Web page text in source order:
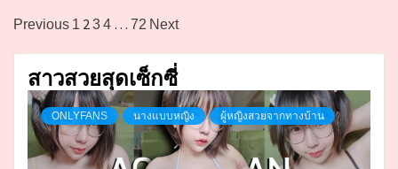
Posts
pagination
Previous 1 234 … 72 Next
สาวสวยสุดเซ็กซี่
ONLYFANS นางแบบหญิง ผู้หญิงสวยจากทางบ้าน